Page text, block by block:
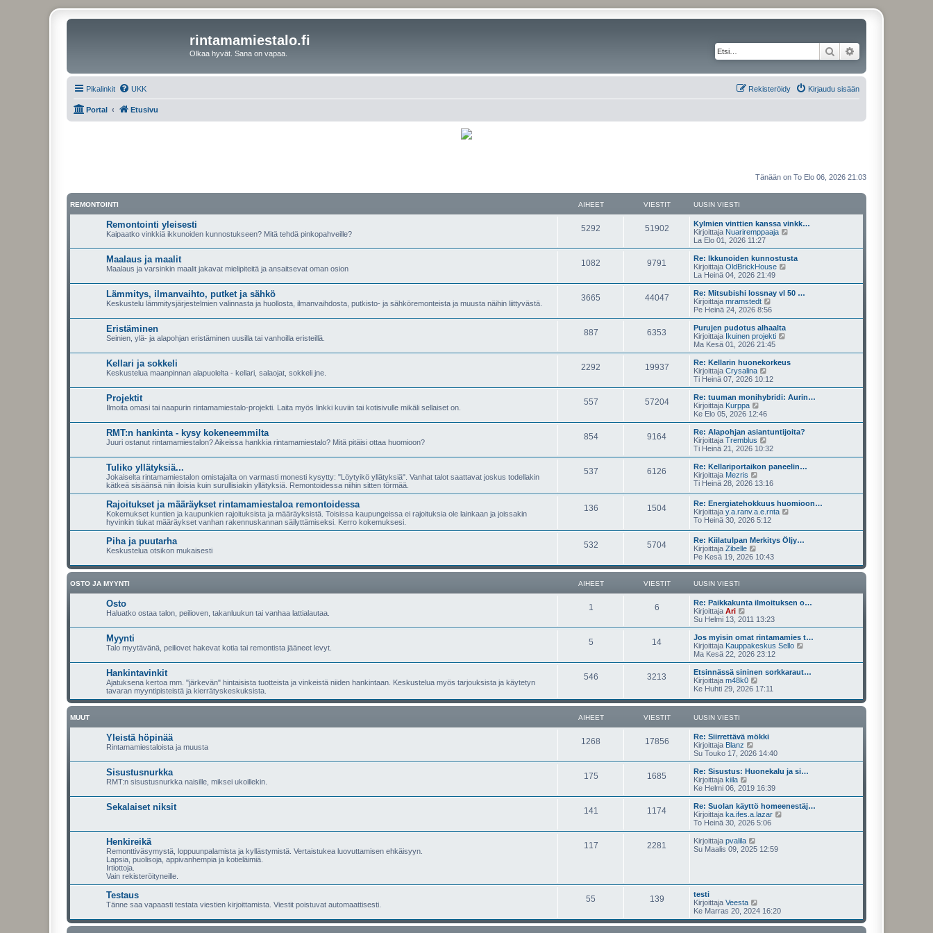
rintamamiestalo.fi
Olkaa hyvät. Sana on vapaa. Etsi
Pikalinkit UKK Kirjaudu sisään
Rekisteröidy
Portal Etusivu
Tänään on To Elo 06, 2026 21:03
REMONTOINTI AIHEET VIESTIT UUSIN VIESTI
Remontointi yleisesti
Kaipaatko vinkkiä ikkunoiden kunnostukseen? Mitä tehdä pinkopahveille?
5292 51902
Kylmien vinttien kanssa vinkk…
Kirjoittaja Nuariremppaaja
y
t
s
i
i
La Elo 01, 2026 11:27
Maalaus ja maalit
Maalaus ja varsinkin maalit jakavat mielipiteitä ja ansaitsevat oman osion
1082 9791
Re: Ikkunoiden kunnostusta
Kirjoittaja OldBrickHouse
y
t
e
i
La Heinä 04, 2026 21:49
Lämmitys, ilmanvaihto, putket ja sähkö
Keskustelu lämmitysjärjestelmien valinnasta ja huollosta, ilmanvaihdosta, putkisto- ja sähköremonteista ja muusta näihin liittyvästä.
3665 44047
Re: Mitsubishi lossnay vl 50 …
Kirjoittaja mramstedt
ä
y
t
ä
u
s
i
n
v
e
i
Pe Heinä 24, 2026 8:56
Eristäminen
Seinien, ylä- ja alapohjan eristäminen uusilla tai vanhoilla eristeillä.
887 6353
Purujen pudotus alhaalta
Kirjoittaja Ikuinen projekti
y
t
s
e
i
Ma Kesä 01, 2026 21:45
Kellari ja sokkeli
Keskustelua maanpinnan alapuolelta - kellari, salaojat, sokkeli jne.
2292 19937
Re: Kellarin huonekorkeus
Kirjoittaja Crysalina
ä
y
t
s
i
n
v
e
t
i
Ti Heinä 07, 2026 10:12
Projektit
Ilmoita omasi tai naapurin rintamamiestalo-projekti. Laita myös linkki kuviin tai kotisivulle mikäli sellaiset on.
557 57204
Re: tuuman monihybridi: Aurin…
Kirjoittaja Kurppa
ä
y
t
ä
u
i
n
v
i
e
s
t
i
Ke Elo 05, 2026 12:46
RMT:n hankinta - kysy kokeneemmilta
Juuri ostanut rintamamiestalon? Aikeissa hankkia rintamamiestalo? Mitä pitäisi ottaa huomioon?
854 9164
Re: Alapohjan asiantuntijoita?
Kirjoittaja Tremblus
ä
y
t
ä
u
i
n
v
i
e
t
i
Ti Heinä 21, 2026 10:32
Tuliko yllätyksiä...
Jokaiselta rintamamiestalon omistajalta on varmasti monesti kysytty: "Löytyikö yllätyksiä". Vanhat talot saattavat joskus todellakin
kätkeä sisäänsä niin iloisia kuin surullisiakin yllätyksiä. Remontoidessa niihin sitten törmää.
537 6126
Re: Kellariportaikon paneelin…
Kirjoittaja Mezris
ä
t
ä
u
u
s
i
v
i
e
i
Ti Heinä 28, 2026 13:16
Rajoitukset ja määräykset rintamamiestaloa remontoidessa
Kokemukset kuntien ja kaupunkien rajoituksista ja määräyksistä. Toisissa kaupungeissa ei rajoituksia ole lainkaan ja joissakin
hyvinkin tiukat määräykset vanhan rakennuskannan säilyttämiseksi. Kerro kokemuksesi.
136 1504
Re: Energiatehokkuus huomioon…
Kirjoittaja y.a.ranv.a.e.rnta
t
ä
s
v
i
t
i
To Heinä 30, 2026 5:12
Piha ja puutarha
Keskustelua otsikon mukaisesti
532 5704
Re: Kiilatulpan Merkitys Öljy…
Kirjoittaja Zibelle
ä
y
t
s
n
v
i
e
s
t
i
Pe Kesä 19, 2026 10:43
OSTO JA MYYNTI AIHEET VIESTIT UUSIN VIESTI
Osto
Haluatko ostaa talon, peilioven, takanluukun tai vanhaa lattialautaa.
1 6
Re: Paikkakunta ilmoituksen o…
Kirjoittaja Ari
ä
y
t
ä
u
s
i
n
v
i
t
i
Su Helmi 13, 2011 13:23
Myynti
Talo myytävänä, peiliovet hakevat kotia tai remontista jääneet levyt.
5 14
Jos myisin omat rintamamies t…
Kirjoittaja Kauppakeskus Sello
y
s
v
t
Ma Kesä 22, 2026 23:12
Hankintavinkit
Ajatuksena kertoa mm. "järkevän" hintaisista tuotteista ja vinkeistä niiden hankintaan. Keskustelua myös tarjouksista ja käytetyn
tavaran myyntipisteistä ja kierrätyskeskuksista.
546 3213
Etsinnässä sininen sorkkaraut…
Kirjoittaja m48k0
ä
t
u
s
n
v
i
s
t
i
Ke Huhti 29, 2026 17:11
MUUT AIHEET VIESTIT UUSIN VIESTI
Yleistä höpinää
Rintamamiestaloista ja muusta
1268 17856
Re: Siirrettävä mökki
Kirjoittaja Blanz
ä
y
t
u
s
i
n
v
e
s
Su Touko 17, 2026 14:40
Sisustusnurkka
RMT:n sisustusnurkka naisille, miksei ukoillekin.
175 1685
Re: Sisustus: Huonekalu ja si…
Kirjoittaja kiila
ä
y
t
ä
u
s
i
n
s
i
Ke Helmi 06, 2019 16:39
Sekalaiset niksit 141 1174
Re: Suolan käyttö homeenestäj…
Kirjoittaja ka.ifes.a.lazar
y
s
To Heinä 30, 2026 5:06
Henkireikä
Remonttiväsymystä, loppuunpalamista ja kyllästymistä. Vertaistukea luovuttamisen ehkäisyyn.
Lapsia, puolisoja, appivanhempia ja kotieläimiä.
Irtiottoja.
Vain rekisteröityneille.
117 2281 Kirjoittaja pvalila
ä
s
i
n
v
Su Maalis 09, 2025 12:59
Testaus
Tänne saa vapaasti testata viestien kirjoittamista. Viestit poistuvat automaattisesti.
55 139
testi
Kirjoittaja Veesta
ä
y
t
Ke Marras 20, 2024 16:20